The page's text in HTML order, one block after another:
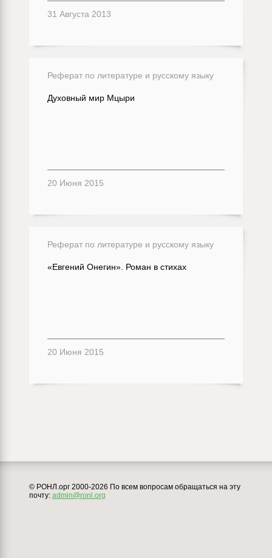
31 Августа 2013
Реферат по литературе и русскому языку
Духовный мир Мцыри
20 Июня 2015
Реферат по литературе и русскому языку
«Евгений Онегин». Роман в стихах
20 Июня 2015
© РОНЛ.орг 2000-2026 По всем вопросам обращаться на эту
почту: admin@ronl.org